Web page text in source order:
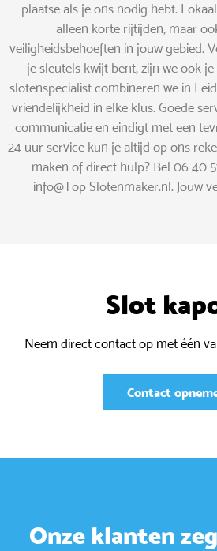
plaatse als je ons nodig hebt.
alleen korte rijtijden, maar
veiligheidsbehoeften in jouw gebied.
je sleutels kwijt bent, zijn we ook
slotenspecialist combineren we in
vriendelijkheid in elke klus. Goede
communicatie en eindigt met een
24 uur service kun je altijd op ons
maken of direct hulp? Bel 06 40
info@Top Slotenmaker.nl. Jouw
Slot
Neem direct contact op met één
Contact
Onze klanten